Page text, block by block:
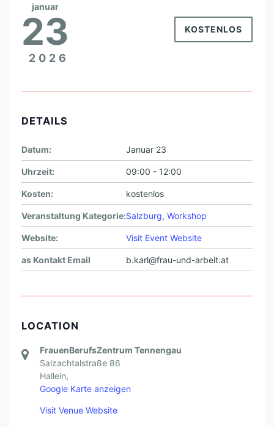
H
O
P
H
O
S
T
E
N
januar
23
2026
KOSTENLOS
DETAILS
Datum: Januar 23
Uhrzeit: 09:00 - 12:00
Kosten: kostenlos
Veranstaltung Kategorie:Salzburg, Workshop
Website: Visit Event Website
as Kontakt Email b.karl@frau-und-arbeit.at
LOCATION
FrauenBerufsZentrum Tennengau
Salzachtalstraße 86
Hallein,
Google Karte anzeigen
Visit Venue Website